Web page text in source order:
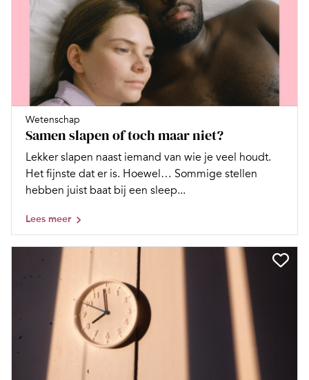
Wetenschap
Samen slapen of toch maar niet?
Lekker slapen naast iemand van wie je veel houdt.
Het fijnste dat er is. Hoewel… Sommige stellen
hebben juist baat bij een sleep...
Lees meer